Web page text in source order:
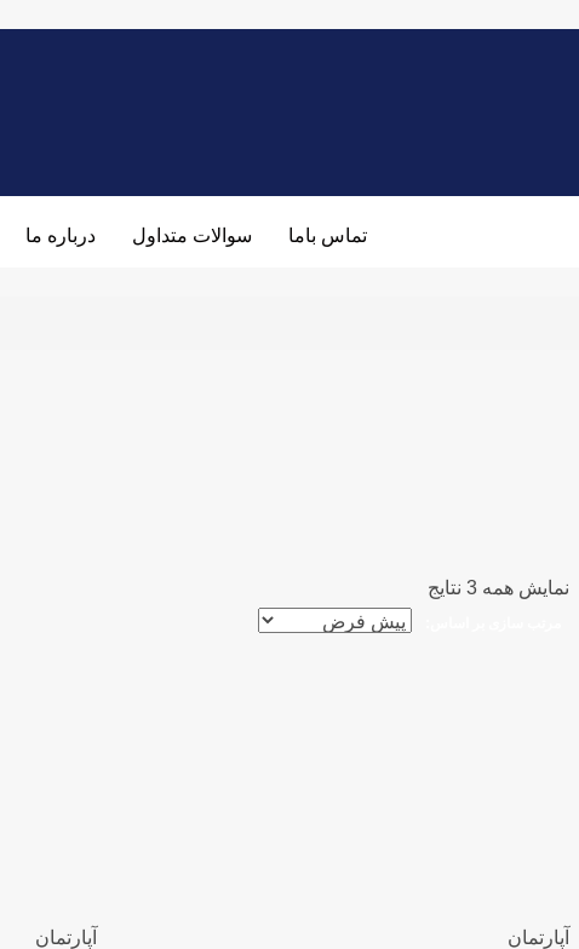
درباره ما سوالات متداول تماس باما
نمایش همه 3 نتایج
آپارتمان
آپارتمان